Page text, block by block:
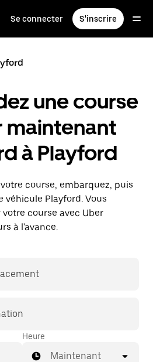
Se connecter S'inscrire
une course
maintenant
à Playford
course, embarquez, puis
véhicule Playford. Vous
course avec Uber
à l'avance.
Heure
Maintenant